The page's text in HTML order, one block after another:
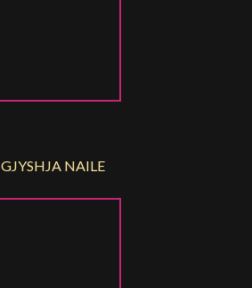
GJYSHJA NAILE